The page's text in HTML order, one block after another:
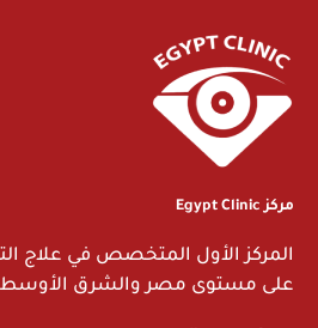
مركز Egypt Clinic
المركز الأول المتخصص في علاج
على مستوى مصر والشرق الأوسط